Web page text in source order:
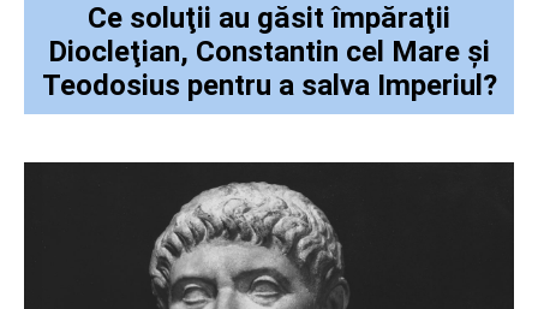
Ce soluţii au găsit împăraţii
Diocleţian, Constantin cel Mare şi
Teodosius pentru a salva Imperiul?